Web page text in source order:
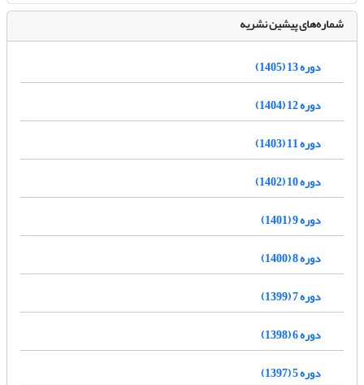
شماره‌های پیشین نشریه
دوره 13 (1405)
دوره 12 (1404)
دوره 11 (1403)
دوره 10 (1402)
دوره 9 (1401)
دوره 8 (1400)
دوره 7 (1399)
دوره 6 (1398)
دوره 5 (1397)